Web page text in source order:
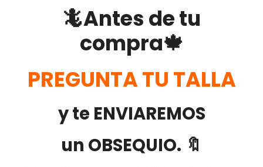
🦎Antes de tu
compra🍁
PREGUNTA TU TALLA
y te ENVIAREMOS
un OBSEQUIO. 🔖